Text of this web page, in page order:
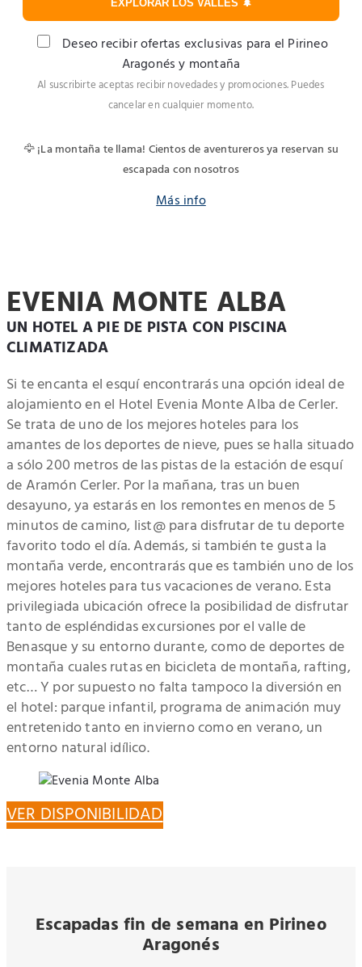
EXPLORAR LOS VALLES 🌲
Deseo recibir ofertas exclusivas para el Pirineo
Aragonés y montaña
Al suscribirte aceptas recibir novedades y promociones. Puedes
cancelar en cualquier momento.
🦅 ¡La montaña te llama! Cientos de aventureros ya reservan su
escapada con nosotros
Más info
EVENIA MONTE ALBA
UN HOTEL A PIE DE PISTA CON PISCINA
CLIMATIZADA
Si te encanta el esquí encontrarás una opción ideal de
alojamiento en el Hotel Evenia Monte Alba de Cerler.
Se trata de uno de los mejores hoteles para los
amantes de los deportes de nieve, pues se halla situado
a sólo 200 metros de las pistas de la estación de esquí
de Aramón Cerler. Por la mañana, tras un buen
desayuno, ya estarás en los remontes en menos de 5
minutos de camino, list@ para disfrutar de tu deporte
favorito todo el día. Además, si también te gusta la
montaña verde, encontrarás que es también uno de los
mejores hoteles para tus vacaciones de verano. Esta
privilegiada ubicación ofrece la posibilidad de disfrutar
tanto de espléndidas excursiones por el valle de
Benasque y su entorno durante, como de deportes de
montaña cuales rutas en bicicleta de montaña, rafting,
etc… Y por supuesto no falta tampoco la diversión en
el hotel: parque infantil, programa de animación muy
entretenido tanto en invierno como en verano, un
entorno natural idílico.
VER DISPONIBILIDAD
Escapadas fin de semana en Pirineo
Aragonés